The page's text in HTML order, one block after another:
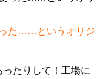
た……というオリジ
たりして！工場に